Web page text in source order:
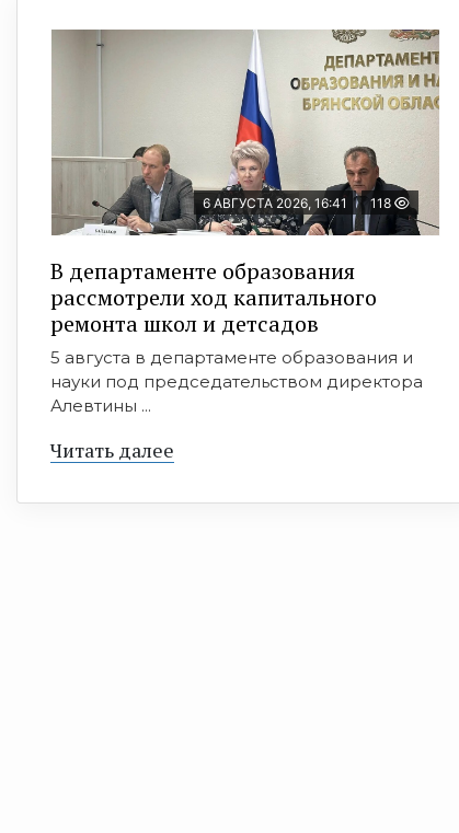
6 АВГУСТА 2026, 16:41 118
В департаменте образования
рассмотрели ход капитального
ремонта школ и детсадов
5 августа в департаменте образования и
науки под председательством директора
Алевтины ...
Читать далее